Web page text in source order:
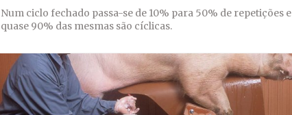
Num ciclo fechado passa-se de 10% para 50% de repetições e
quase 90% das mesmas são cíclicas.